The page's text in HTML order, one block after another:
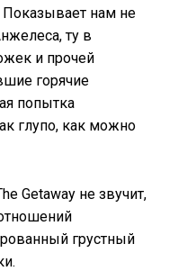
Показывает нам не
ту в
и прочей
горячие
попытка
глупо, как можно
Getaway не звучит,
грустный